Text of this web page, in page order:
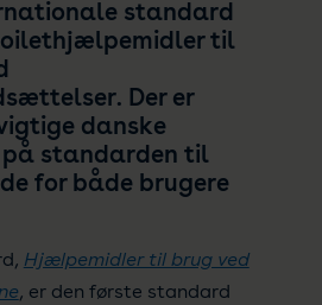
standard
til
Der er
danske
standarden til
for både brugere
Hjælpemidler til brug ved
, er den første standard